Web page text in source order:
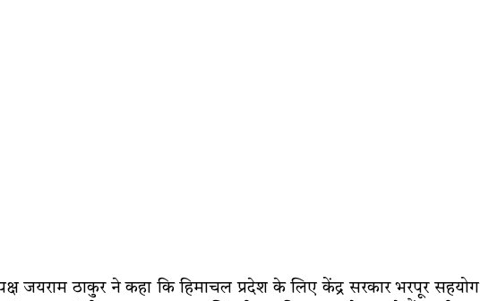
जयराम ठाकुर ने कहा कि हिमाचल प्रदेश के लिए केंद्र सरकार भरपूर सहयोग